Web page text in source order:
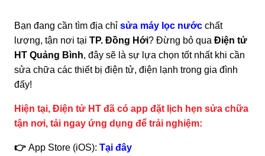
Bạn đang cần tìm địa chỉ sửa máy lọc nước chất
lượng, tận nơi tại TP. Đồng Hới? Đừng bỏ qua Điện tử
HT Quảng Bình, đây sẽ là sự lựa chọn tốt nhất khi cần
sửa chữa các thiết bị điện tử, điện lạnh trong gia đình
đấy!
Hiện tại, Điện tử HT đã có app đặt lịch hẹn sửa chữa
tận nơi, tải ngay ứng dụng để trải nghiệm:
👉 App Store (iOS): Tại đây